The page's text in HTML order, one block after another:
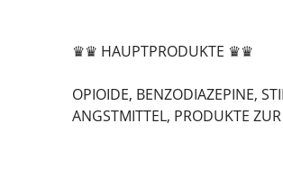
♛♛ HAUPTPRODUKTE ♛♛
OPIOIDE, BENZODIAZEPINE,
ANGSTMITTEL, PRODUKTE